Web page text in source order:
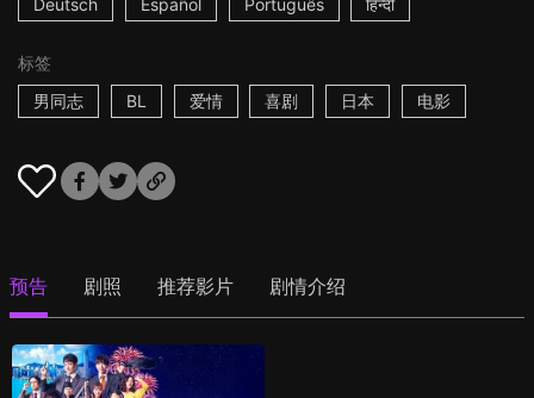
Deutsch Español Português हिन्दी
标签
男同志
BL 爱情 喜剧 日本 电影
预告 剧照 推荐影片 剧情介绍